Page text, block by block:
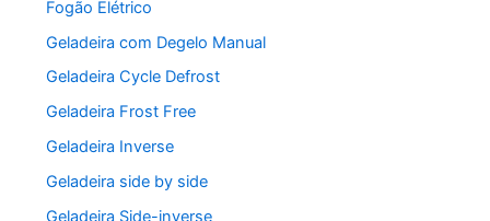
Fogão Elétrico
Geladeira com Degelo Manual
Geladeira Cycle Defrost
Geladeira Frost Free
Geladeira Inverse
Geladeira side by side
Geladeira Side-inverse